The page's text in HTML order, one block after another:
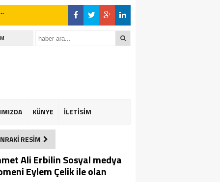
KÜNYE İLETİSİM
RESİM
Ali Erbilin Sosyal medya
Eylem Çelik ile olan